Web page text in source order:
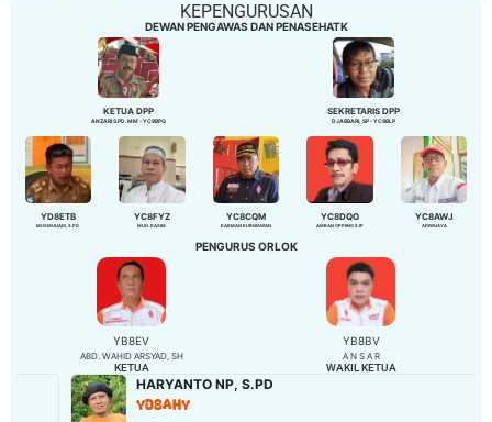
KEPENGURUSAN
DEWAN PENGAWAS DAN PENASEHATK
KETUA DPP
ANZARI S.PD. MM - YC8BPQ
SEKRETARIS DPP
DJABBARI, SP - YC8BLP
YD8ETB
MUSMULIADI, S.PD
YC8FYZ
MUH. KASIM
YC8CQM
KARMAN KURNIAWAN
YC8DQO
AMRAN OPPENG S.IP
YC8AWJ
ADIWIJAYA
PENGURUS ORLOK
YB8EV
ABD. WAHID ARSYAD, SH
KETUA
YB8BV
A N S A R
WAKIL KETUA
HARYANTO NP, S.PD
YD8AHY